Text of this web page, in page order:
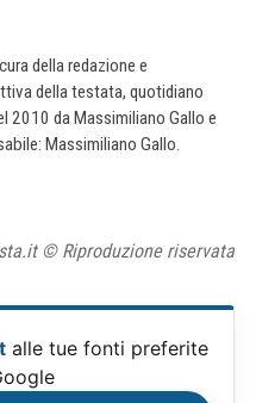
della redazione e
della testata, quotidiano
2010 da Massimiliano Gallo e
Massimiliano Gallo.
© Riproduzione riservata
alle tue fonti preferite